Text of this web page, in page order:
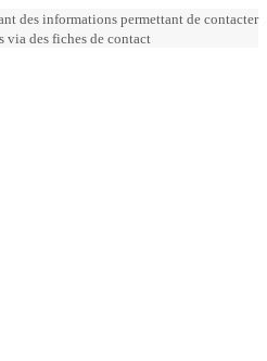
des informations permettant de contacter
via des fiches de contact